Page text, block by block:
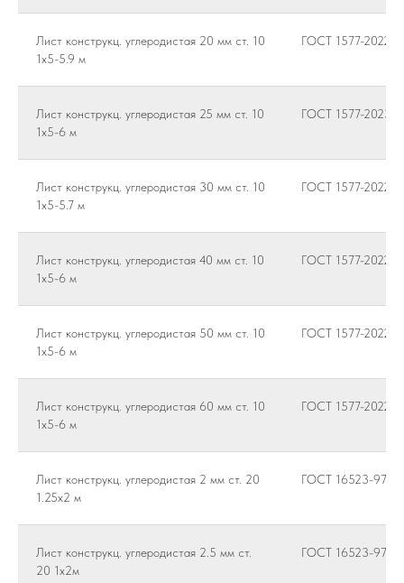
Лист конструкц. углеродистая 20 мм ст. 10
1х5-5.9 м
ГОСТ 1577-2022
Лист конструкц. углеродистая 25 мм ст. 10
1х5-6 м
ГОСТ 1577-2023
Лист конструкц. углеродистая 30 мм ст. 10
1х5-5.7 м
ГОСТ 1577-2022
Лист конструкц. углеродистая 40 мм ст. 10
1х5-6 м
ГОСТ 1577-2022
Лист конструкц. углеродистая 50 мм ст. 10
1х5-6 м
ГОСТ 1577-2022
Лист конструкц. углеродистая 60 мм ст. 10
1х5-6 м
ГОСТ 1577-2022
Лист конструкц. углеродистая 2 мм ст. 20
1.25х2 м
ГОСТ 16523-97
Лист конструкц. углеродистая 2.5 мм ст.
20 1х2м
ГОСТ 16523-97